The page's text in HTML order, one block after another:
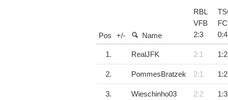
Pos +/- Name
RBL
VFB
2:3
0:4
1. RealJFK 2:1 1:2
2. PommesBratzek 2:1 1:2
3. Wieschinho03 2:2 1:3